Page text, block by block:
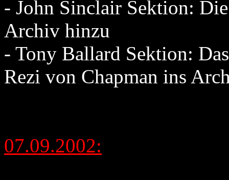
- John Sinclair Sektion:
Archiv hinzu
- Tony Ballard Sektion:
Rezi von Chapman ins
07.09.2002: